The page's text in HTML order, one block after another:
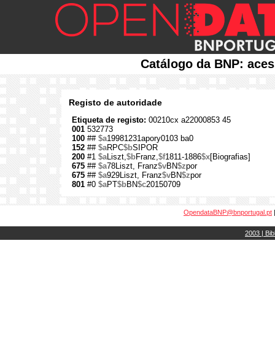
Catálogo da BNP:
Registo de autoridade
Etiqueta de registo: 00210cx a22000853 45
001 532773
100 ## $a19981231apory0103 ba0
152 ## $aRPC$bSIPOR
200 #1 $aLiszt,$bFranz,$f1811-1886$x[Biografias]
675 ## $a78Liszt, Franz$vBN$zpor
675 ## $a929Liszt, Franz$vBN$zpor
801 #0 $aPT$bBN$c20150709
OpendataBNP@bnportugal.pt
2003 |